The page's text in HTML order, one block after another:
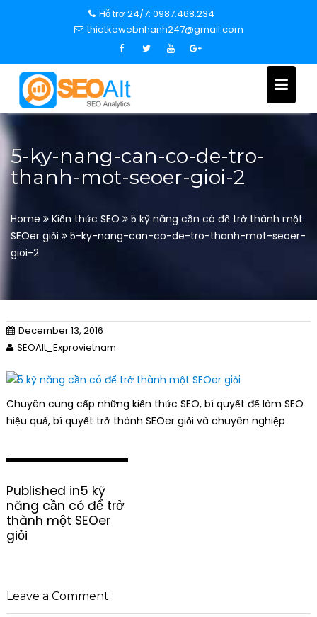
c
o
Hỗ trợ 24/7: 0987.468.234
thietkewebnhanh247@gmail.com
5-ky-nang-can-co-de-tro-
thanh-mot-seoer-gioi-2
Home Kiến thức SEO
5 kỹ năng cần có để trở thành một
SEOer giỏi
5-ky-nang-can-co-de-tro-thanh-mot-seoer-
gioi-2
December 13, 2016
SEOAlt_Exprovietnam
Chuyên cung cấp những kiến thức SEO, bí quyết để làm SEO
hiệu quả, bí quyết trở thành SEOer giỏi và chuyên nghiệp
o
s
t
n
i
g
Published in5 kỹ
năng cần có để trở
thành một SEOer
giỏi
Leave a Comment